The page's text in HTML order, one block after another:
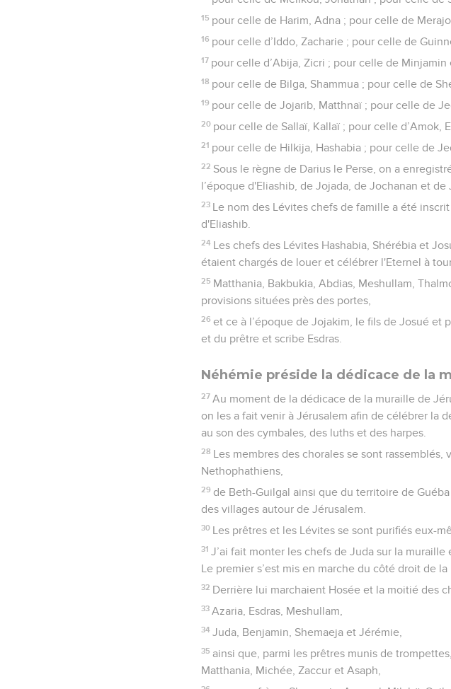
15 pour celle de Harim, Adna ; pour celle de
16 pour celle d’Iddo, Zacharie ; pour celle de
17 pour celle d’Abija, Zicri ; pour celle de Minjamin
18 pour celle de Bilga, Shammua ; pour celle de
19 pour celle de Jojarib, Matthnaï ; pour celle de
20 pour celle de Sallaï, Kallaï ; pour celle d’Amok,
21 pour celle de Hilkija, Hashabia ; pour celle de
22 Sous le règne de Darius le Perse, on a
l’époque d'Eliashib, de Jojada, de Jochanan et
23 Le nom des Lévites chefs de famille a été
d'Eliashib.
24 Les chefs des Lévites Hashabia, Shérébia et
étaient chargés de louer et célébrer l'Eternel à
25 Matthania, Bakbukia, Abdias, Meshullam,
provisions situées près des portes,
26 et ce à l’époque de Jojakim, le fils de Josué et
et du prêtre et scribe Esdras.
Néhémie préside la dédicace de la
27 Au moment de la dédicace de la muraille de
on les a fait venir à Jérusalem afin de célébrer la
au son des cymbales, des luths et des harpes.
28 Les membres des chorales se sont
Nethophathiens,
29 de Beth-Guilgal ainsi que du territoire de
des villages autour de Jérusalem.
30 Les prêtres et les Lévites se sont purifiés eux-
31 J’ai fait monter les chefs de Juda sur la
Le premier s’est mis en marche du côté droit de
32 Derrière lui marchaient Hosée et la moitié des
33 Azaria, Esdras, Meshullam,
34 Juda, Benjamin, Shemaeja et Jérémie,
35 ainsi que, parmi les prêtres munis de
Matthania, Michée, Zaccur et Asaph,